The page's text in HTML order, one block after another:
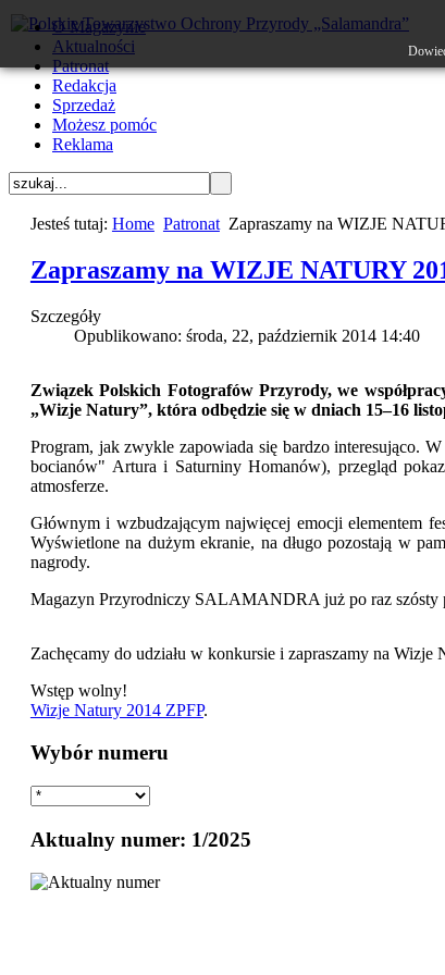
O Magazynie
Aktualności
Patronat
Redakcja
Sprzedaż
Możesz pomóc
Reklama
Jesteś tutaj: Home Patronat Zapraszamy na WIZJE
Zapraszamy na WIZJE NATURY
Szczegóły
Opublikowano: środa, 22, październik 2014 14:40
Związek Polskich Fotografów Przyrody, we
„Wizje Natury”, która odbędzie się w dniach 15–16
Program, jak zwykle zapowiada się bardzo interesująco.
bocianów" Artura i Saturniny Homanów), przegląd
atmosferze.
Głównym i wzbudzającym najwięcej emocji elementem
Wyświetlone na dużym ekranie, na długo pozostają w
nagrody.
Magazyn Przyrodniczy SALAMANDRA już po raz szósty
Zachęcamy do udziału w konkursie i zapraszamy na Wizje
Wstęp wolny!
Wizje Natury 2014 ZPFP.
Wybór numeru
Aktualny numer: 1/2025